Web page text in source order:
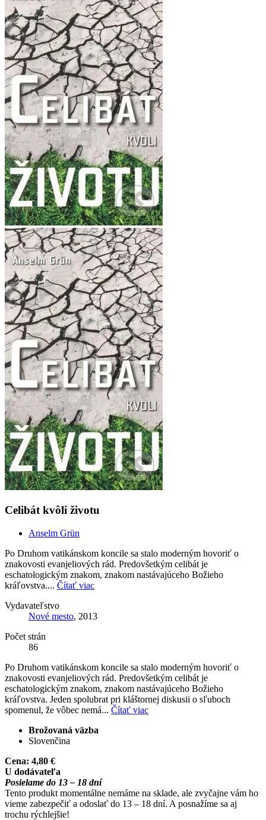
Celibát kvôli životu
Anselm Grün
Po Druhom vatikánskom koncile sa stalo moderným hovoriť o
znakovosti evanjeliových rád. Predovšetkým celibát je
eschatologickým znakom, znakom nastávajúceho Božieho
kráľovstva.... Čítať viac
Vydavateľstvo
Nové mesto, 2013
Počet strán
86
Po Druhom vatikánskom koncile sa stalo moderným hovoriť o
znakovosti evanjeliových rád. Predovšetkým celibát je
eschatologickým znakom, znakom nastávajúceho Božieho
kráľovstva. Jeden spolubrat pri kláštornej diskusii o sľuboch
spomenul, že vôbec nemá... Čítať viac
Brožovaná väzba
Slovenčina
Cena: 4,80 €
U dodávateľa
Posielame do 13 – 18 dní
Tento produkt momentálne nemáme na sklade, ale zvyčajne vám ho
vieme zabezpečiť a odoslať do 13 – 18 dní. A posnažíme sa aj
trochu rýchlejšie!